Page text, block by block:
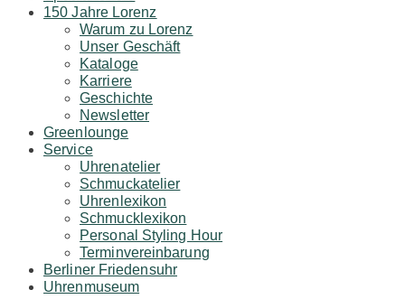
150 Jahre Lorenz
Warum zu Lorenz
Unser Geschäft
Kataloge
Karriere
Geschichte
Newsletter
Greenlounge
Service
Uhrenatelier
Schmuckatelier
Uhrenlexikon
Schmucklexikon
Personal Styling Hour
Terminvereinbarung
Berliner Friedensuhr
Uhrenmuseum